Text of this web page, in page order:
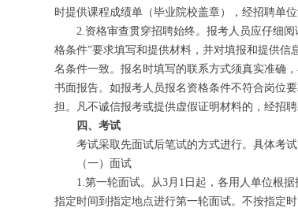
时提供课程成绩单（毕业院校盖章），经招聘单
2.资格审查贯穿招聘始终。报考人员应仔细阅
格条件”要求填写和提供材料，并对填报和提供
名条件一致。报名时填写的联系方式须真实准确
书面报告。如报考人员报名资格条件不符合岗位
担。凡不诚信报考或提供虚假证明材料的，经招
四、考试
考试采取先面试后笔试的方式进行。具体考试
（一）面试
1.第一轮面试。从3月1日起，各用人单位根据
指定时间到指定地点进行第一轮面试。不按指定